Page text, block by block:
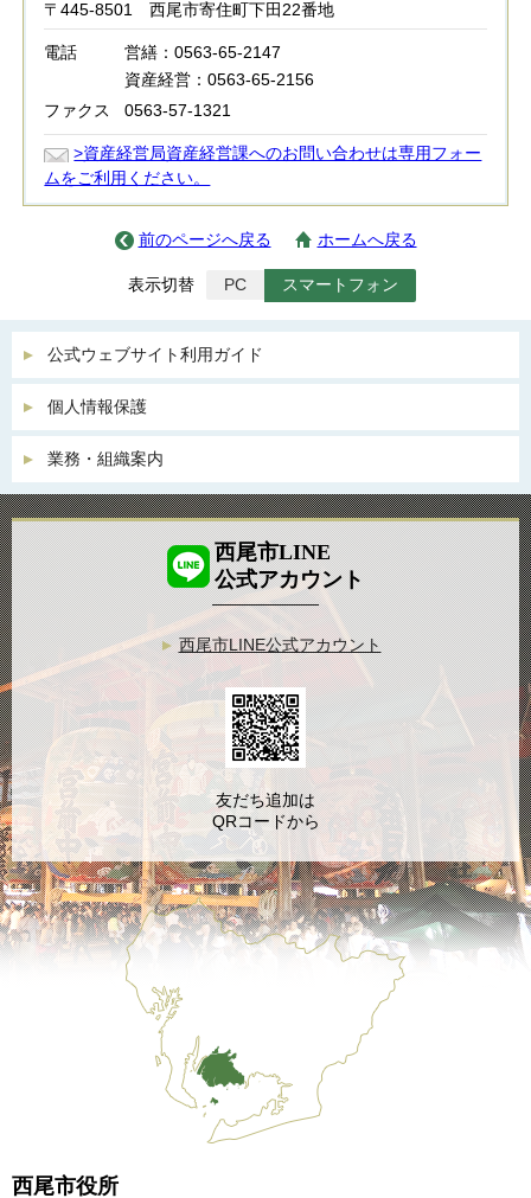
〒445-8501 西尾市寄住町下田22番地
電話
営繕：0563-65-2147
資産経営：0563-65-2156
ファクス
0563-57-1321
>資産経営局資産経営課へのお問い合わせは専用フォー
ムをご利用ください。
前のページへ戻る ホームへ戻る
表示切替 PC スマートフォン
公式ウェブサイト利用ガイド
個人情報保護
業務・組織案内
西尾市役所
西尾市LINE
公式アカウント
西尾市LINE公式アカウント
友だち追加は
QRコードから